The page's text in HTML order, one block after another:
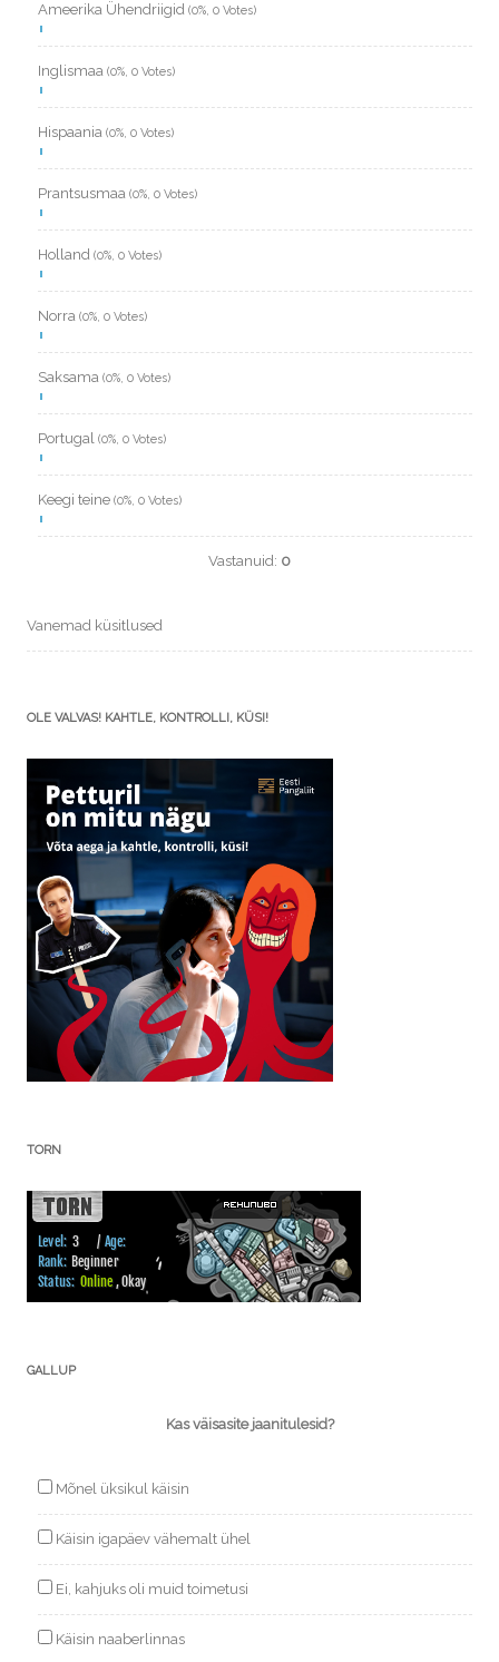
Ameerika Ühendriigid (0%, 0 Votes)
Inglismaa (0%, 0 Votes)
Hispaania (0%, 0 Votes)
Prantsusmaa (0%, 0 Votes)
Holland (0%, 0 Votes)
Norra (0%, 0 Votes)
Saksama (0%, 0 Votes)
Portugal (0%, 0 Votes)
Keegi teine (0%, 0 Votes)
Vastanuid: 0
Vanemad küsitlused
OLE VALVAS! KAHTLE, KONTROLLI, KÜSI!
TORN
GALLUP
Kas väisasite jaanitulesid?
Mõnel üksikul käisin
Käisin igapäev vähemalt ühel
Ei, kahjuks oli muid toimetusi
Käisin naaberlinnas